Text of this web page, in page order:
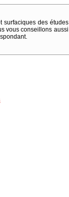
surfaciques des études
vous conseillons aussi